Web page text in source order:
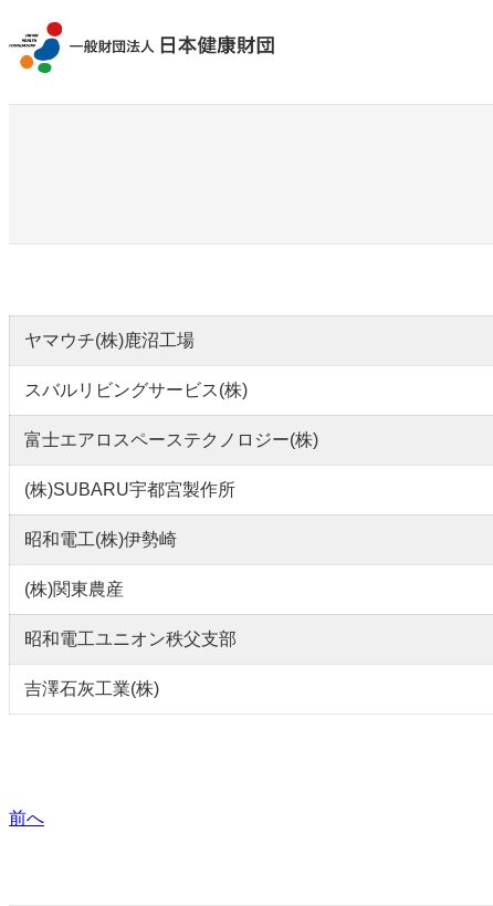
容
ヤマウチ(株)鹿沼工場
スバルリビングサービス(株)
富士エアロスペーステクノロジー(株)
(株)SUBARU宇都宮製作所
昭和電工(株)伊勢崎
(株)関東農産
昭和電工ユニオン秩父支部
吉澤石灰工業(株)
前へ